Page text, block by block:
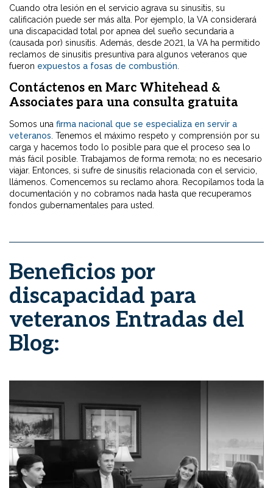
Cuando otra lesión en el servicio agrava su sinusitis, su
calificación puede ser más alta. Por ejemplo, la VA considerará
una discapacidad total por apnea del sueño secundaria a
(causada por) sinusitis. Además, desde 2021, la VA ha permitido
reclamos de sinusitis presuntiva para algunos veteranos que
fueron expuestos a fosas de combustión
Contáctenos en Marc Whitehead &
Associates para una consulta gratuita
Somos una firma nacional que se especializa en servir a
veteranos . Tenemos el máximo respeto y comprensión por su
carga y hacemos todo lo posible para que el proceso sea lo
más fácil posible. Trabajamos de forma remota; no es necesario
viajar. Entonces, si sufre de sinusitis relacionada con el servicio,
llámenos. Comencemos su reclamo ahora. Recopilamos toda la
documentación y no cobramos nada hasta que recuperamos
fondos gubernamentales para usted.
Beneficios por
discapacidad para
veteranos Entradas del
Blog: